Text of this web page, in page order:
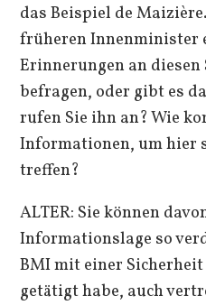
das Beispiel de
früheren Innenminister
Erinnerungen an diesen
befragen, oder gibt es
rufen Sie ihn an? Wie
Informationen, um hier
treffen?
ALTER: Sie können
Informationslage so
BMI mit einer
getätigt habe, auch